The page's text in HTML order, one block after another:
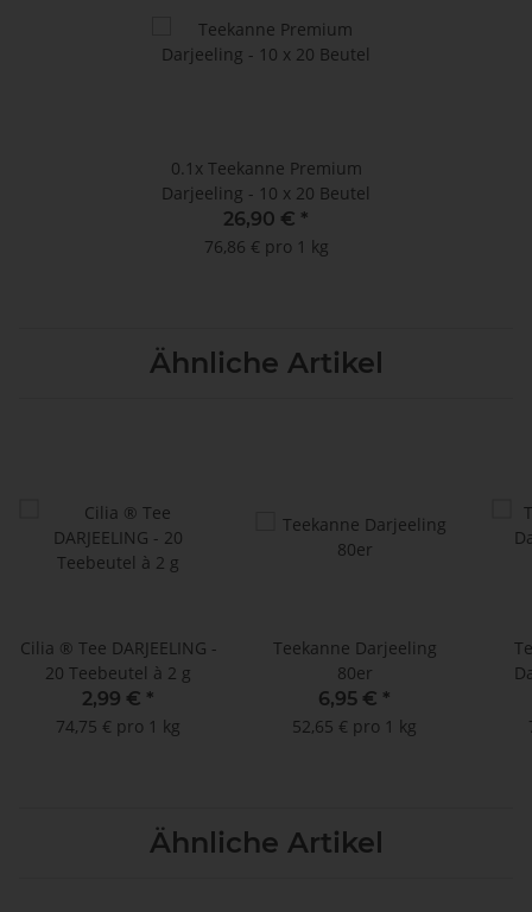
0.1x Teekanne Premium
Darjeeling - 10 x 20 Beutel
26,90 € *
76,86 € pro 1 kg
Ähnliche Artikel
Cilia ® Tee DARJEELING -
20 Teebeutel à 2 g
2,99 € *
74,75 € pro 1 kg
Teekanne Darjeeling
80er
6,95 € *
52,65 € pro 1 kg
Ähnliche Artikel